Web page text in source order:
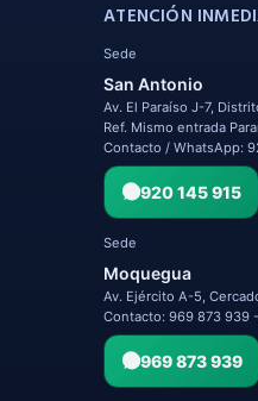
ATENCIÓN
Sede
San Antonio
Av. El Paraíso J-7,
Ref. Mismo entrada
Contacto / WhatsApp:
920 145 915
Sede
Moquegua
Av. Ejército A-5,
Contacto: 969 873 939
969 873 939